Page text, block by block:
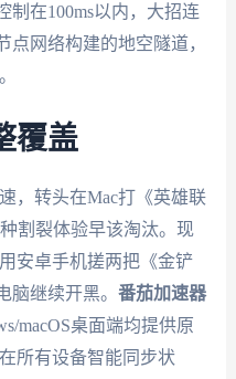
制在100ms以内，大招连
点网络构建的地空隧道，
覆盖
，转头在Mac打《英雄联
割裂体验早该淘汰。现
安卓手机搓两把《金铲
脑继续开黑。 番茄加速器
macOS桌面端均提供原
所有设备智能同步状